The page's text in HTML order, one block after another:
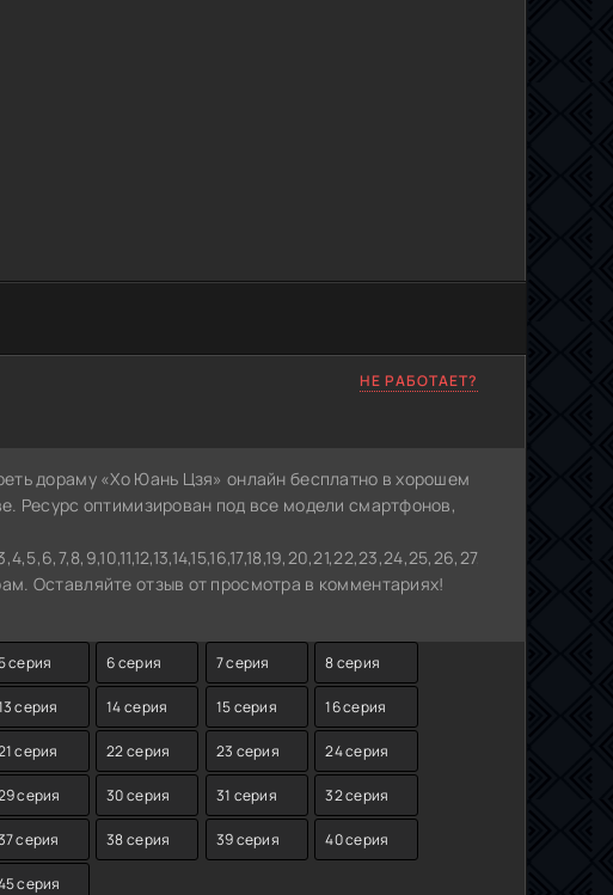
НЕ РАБОТАЕТ?
дораму «Хо Юань Цзя» онлайн бесплатно в хорошем
Ресурс оптимизирован под все модели смартфонов,
Оставляйте отзыв от просмотра в комментариях!
серия 6 серия 7 серия 8 серия
серия 14 серия 15 серия 16 серия
серия 22 серия 23 серия 24 серия
серия 30 серия 31 серия 32 серия
серия 38 серия 39 серия 40 серия
серия